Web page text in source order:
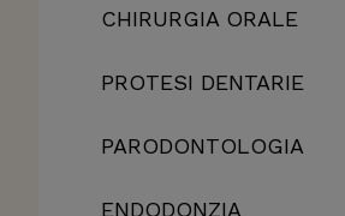
CHIRURGIA ORALE
PROTESI DENTARIE
PARODONTOLOGIA
ENDODONZIA